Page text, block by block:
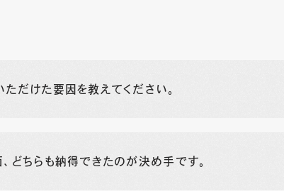
だけた要因を教えてください。
どちらも納得できたのが決め手です。